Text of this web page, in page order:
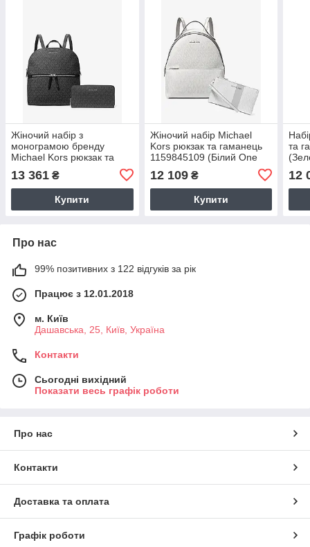
Жіночий набір з
монограмою бренду
Michael Kors рюкзак та
(Чорний One Size)
13 361 ₴
Купити
Жіночий набір Michael
Kors рюкзак та гаманець
1159845109 (Білий One
12 109₴
Купити
та
12
Про нас
99% позитивних з 122 відгуків за рік
Працює з 12.01.2018
м. Київ
Дашавська, 25, Київ, Україна
Контакти
Сьогодні вихідний
Показати весь графік роботи
Про нас
Контакти
Доставка та оплата
Графік роботи